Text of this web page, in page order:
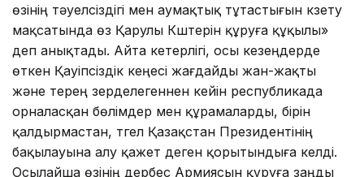
өзінің тәуелсіздігі мен аумақтық тұтастығын күзету
мақсатында өз Қарулы Күштерін құруға құқылы»
деп анықтады. Айта кетерлігі, осы кезеңдерде
өткен Қауіпсіздік кеңесі жағдайды жан-жақты
және терең зерделегеннен кейін республикада
орналасқан бөлімдер мен құрамаларды, бірін
қалдырмастан, түгел Қазақстан Президентінің
бақылауына алу қажет деген қорытындыға келді.
Осылайша өзінің дербес Армиясын құруға заңды